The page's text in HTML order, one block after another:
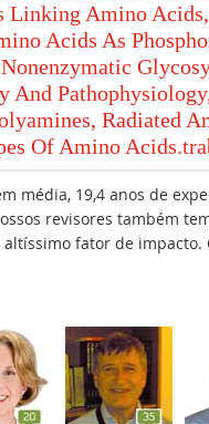
Linking Amino
Acids As
And
Radiated
Of Amino
média, 19,4 anos de
revisores também
fator de impacto.